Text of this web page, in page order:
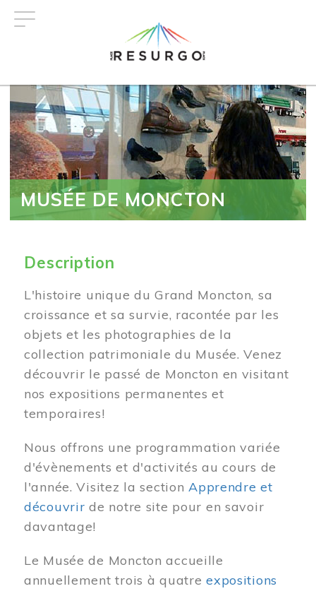
MUSÉE DE MONCTON
Description
L'histoire unique du Grand Moncton, sa
croissance et sa survie, racontée par les
objets et les photographies de la
collection patrimoniale du Musée. Venez
découvrir le passé de Moncton en visitant
nos expositions permanentes et
temporaires!
Nous offrons une programmation variée
d'évènements et d'activités au cours de
l'année. Visitez la sectionApprendre et
découvrir de notre site pour en savoir
davantage!
Le Musée de Moncton accueille
annuellement trois à quatreexpositions